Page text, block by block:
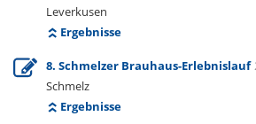
Leverkusen
Ergebnisse
8. Schmelzer Brauhaus-Erlebnislauf
Schmelz
Ergebnisse